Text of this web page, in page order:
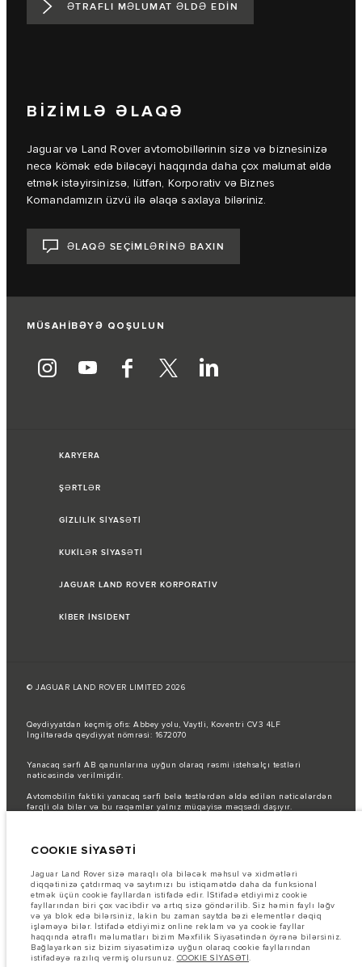
ƏTRAFLI MƏLUMAT ƏLDƏ EDIN
BİZİMLƏ ƏLAQƏ
Jaguar və Land Rover avtomobillərinin sizə və biznesinizə
necə kömək edə biləcəyi haqqında daha çox məlumat əldə
etmək istəyirsinizsə, lütfən, Korporativ və Biznes
Komandamızın üzvü ilə əlaqə saxlaya biləriniz.
ƏLAQƏ SEÇİMLƏRİNƏ BAXIN
MÜSAHİBƏYƏ QOŞULUN
KARYERA
ŞƏRTLƏR
GİZLİLİK SİYASƏTİ
KUKİLƏR SİYASƏTİ
JAGUAR LAND ROVER KORPORATİV
KİBER İNSİDENT
© JAGUAR LAND ROVER LIMITED 2026
Qeydiyyatdan keçmiş ofis: Abbey yolu, Vaytli, Koventri CV3 4LF
İngiltərədə qeydiyyat nömrəsi: 1672070
Yanacaq sərfi AB qanunlarına uyğun olaraq rəsmi istehsalçı testləri
nəticəsində verilmişdir.
Avtomobilin faktiki yanacaq sərfi belə testlərdən əldə edilən nəticələrdən
fərqli ola bilər və bu rəqəmlər yalnız müqayisə məqsədi daşıyır.
mövcudluğuna və istehsal müddətlərinə təsir göstərir. Bu, çox dinamik bir
funksiyalar, seçimlər, xüsusi işləmələr və rəng sxemləri üçün mövcud
spesifikasiyaları tam əks etdirməyə bilər. Zəhmət olmasa, hər hansı cari
məhdudiyyətlər barədə məlumat etmək üçün Satış mərkəzi ilə əlaqə
saxlayın.
Bu vebsaytdakı məlumatlar, spesifikasiyalar, qiymətlər və rənglər bazardan
asılı olaraq dəyişə və bildiriş olmadan dəyişdirilə bilər. Avtomobillərin
yerli bazarda mövcudluğu və qiymətlər üçün yerli dilerinizlə əlaqə
saxlayın.
COOKIE SİYASƏTİ
Jaguar Land Rover sizə maraqlı ola biləcək məhsul və xidmətləri
diqqətinizə çatdırmaq və saytımızı bu istiqamətdə daha da funksional
etmək üçün cookie fayllardan istifadə edir. İStifadə etdiyimiz cookie
fayllarından biri çox vacibdir və artıq sizə göndərilib. Siz həmin faylı ləğv
və ya blok edə bilərsiniz, lakin bu zaman saytda bəzi elementlər dəqiq
işləməyə bilər. İstifadə etdiyimiz online reklam və ya cookie fayllar
haqqında ətraflı məlumatları bizim Məxfilik Siyasətindən öyrənə bilərsiniz.
Bağlayarkən siz bizim siyasətimizə uyğun olaraq cookie fayllarından
istifadəyə razılıq vermiş olursunuz. COOKIE SİYASƏTİ.